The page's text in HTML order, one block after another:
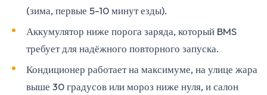
(зима, первые 5-10 минут езды).
Аккумулятор ниже порога заряда, который BMS
требует для надёжного повторного запуска.
Кондиционер работает на максимуме, на улице жара
выше 30 градусов или мороз ниже нуля, и салон